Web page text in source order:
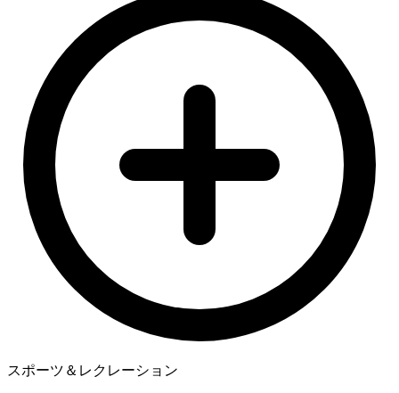
スポーツ＆レクレーション